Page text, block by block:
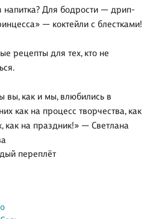
напитка? Для бодрости — дрип-
— коктейли с блестками!
рецепты для тех, кто не
вы, как и мы, влюбились в
как на процесс творчества, как
как на праздник!» — Светлана
переплёт